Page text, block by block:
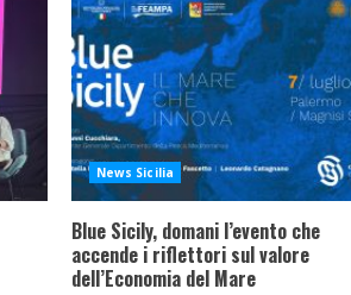
News Sicilia
Blue Sicily, domani l’evento che
accende i riflettori sul valore
dell’Economia del Mare